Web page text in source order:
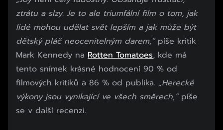
ztrátu a slzy. Je to ale triumfální film o tom, jak
lidé mohou udělat svět lepším a jak může být
dětský pláč neocenitelným darem,“píše kritik
Mark Kennedy na Rotten Tomatoes, kde má
tento snímek krásné hodnocení 90 % od
filmových kritiků a 86 % od publika. „Herecké
výkony jsou vynikající ve všech směrech,“píše
se v další recenzi.